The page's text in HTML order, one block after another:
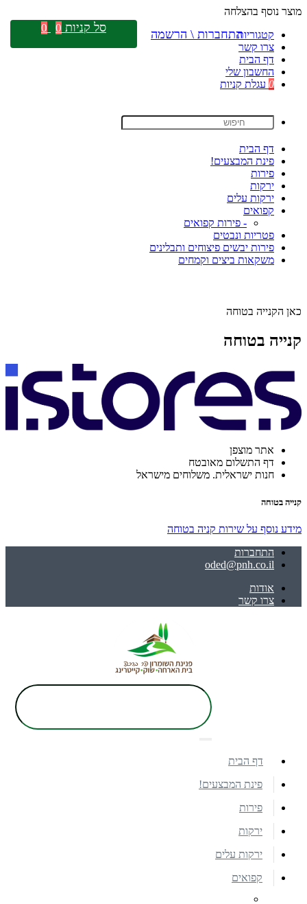
מוצר נוסף בהצלחה
קטגוריות
צרו קשר
דף הבית
החשבון שלי
0 עגלת קניות
דף הבית
פינת המבצעים!
פירות
ירקות
ירקות עלים
קפואים
- פירות קפואים
פטריות ונבטים
פירות יבשים פיצוחים ותבלינים
משקאות ביצים וקמחים
כאן הקנייה בטוחה
קנייה בטוחה
אתר מוצפן
דף התשלום מאובטח
חנות ישראלית. משלוחים מישראל
קנייה בטוחה
מידע נוסף על שירות קניה בטוחה
התחברות
oded@pnh.co.il
אודות
צרו קשר
התחברות \ הרשמה סל קניות 0
0
דף הבית
פינת המבצעים!
פירות
ירקות
ירקות עלים
קפואים